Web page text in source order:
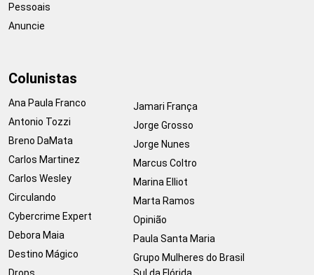
Pessoais
Anuncie
Colunistas
Ana Paula Franco
Antonio Tozzi
Breno DaMata
Carlos Martinez
Carlos Wesley
Circulando
Cybercrime Expert
Debora Maia
Destino Mágico
Jamari França
Jorge Grosso
Jorge Nunes
Marcus Coltro
Marina Elliot
Marta Ramos
Opinião
Paula Santa Maria
Grupo Mulheres do Brasil